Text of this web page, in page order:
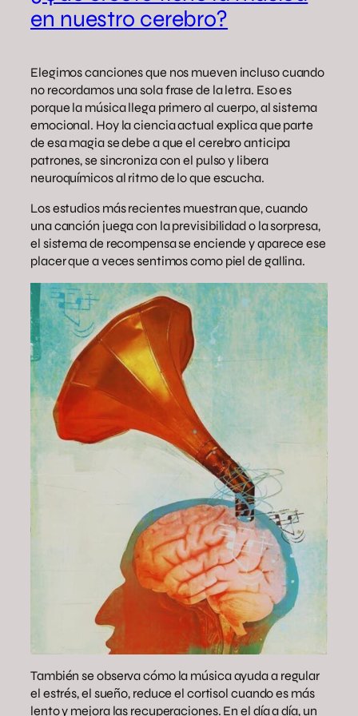
en nuestro cerebro?
Elegimos canciones que nos mueven incluso cuando
no recordamos una sola frase de la letra. Eso es
porque la música llega primero al cuerpo, al sistema
emocional. Hoy la ciencia actual explica que parte
de esa magia se debe a que el cerebro anticipa
patrones, se sincroniza con el pulso y libera
neuroquímicos al ritmo de lo que escucha.
Los estudios más recientes muestran que, cuando
una canción juega con la previsibilidad o la sorpresa,
el sistema de recompensa se enciende y aparece ese
placer que a veces sentimos como piel de gallina.
También se observa cómo la música ayuda a regular
el estrés, el sueño, reduce el cortisol cuando es más
lento y mejora las recuperaciones. En el día a día, un